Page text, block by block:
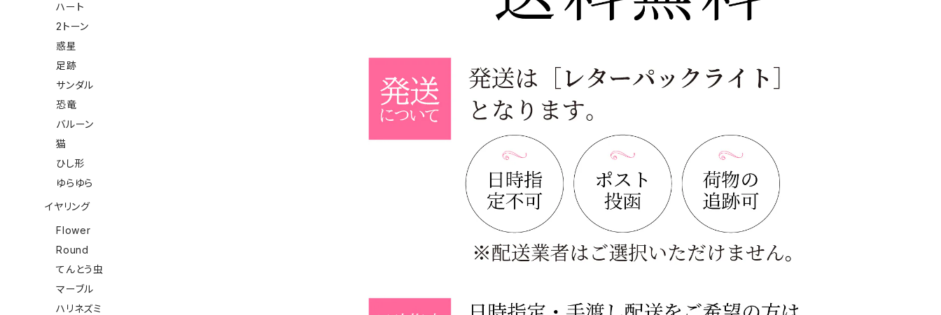
ハート
2トーン
惑星
足跡
サンダル
恐竜
バルーン
猫
ひし形
ゆらゆら
イヤリング
Flower
Round
てんとう虫
マーブル
ハリネズミ